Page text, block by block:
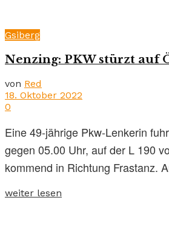
Gsiberg
Nenzing: PKW stürzt auf
von Red
18. Oktober 2022
0
Eine 49-jährige Pkw-Lenkerin
gegen 05.00 Uhr, auf der L 190
kommend in Richtung Frastanz.
weiter lesen